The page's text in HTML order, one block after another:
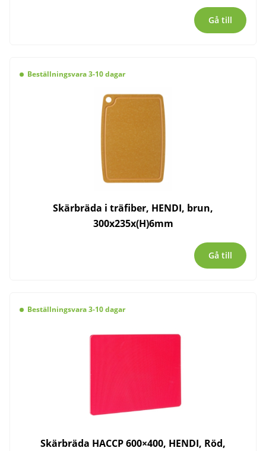
Gå till
Beställningsvara 3-10 dagar
Skärbräda i träfiber, HENDI, brun,
300x235x(H)6mm
Gå till
Beställningsvara 3-10 dagar
Skärbräda HACCP 600×400, HENDI, Röd,